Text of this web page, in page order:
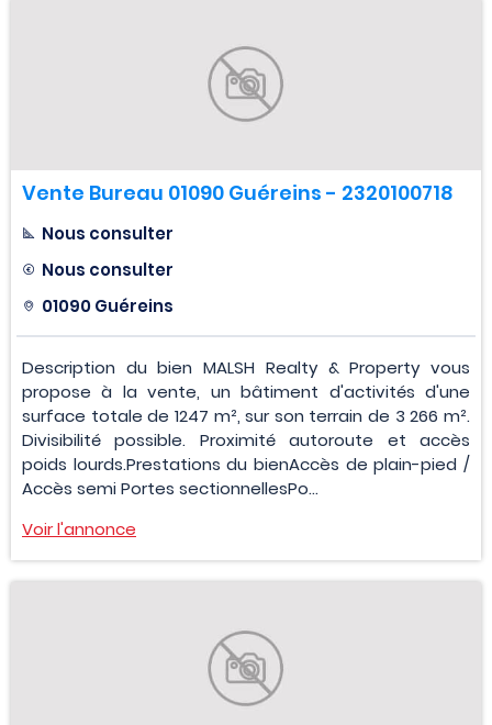
Vente Bureau 01090 Guéreins - 2320100718
Nous consulter
Nous consulter
01090 Guéreins
Description du bien MALSH Realty & Property vous
propose à la vente, un bâtiment d'activités d'une
surface totale de 1247 m², sur son terrain de 3 266 m².
Divisibilité possible. Proximité autoroute et accès
poids lourds.Prestations du bienAccès de plain-pied /
Accès semi Portes sectionnellesPo...
Voir l'annonce